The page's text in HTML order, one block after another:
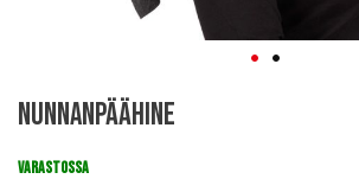
to
beginning
Nunnanpäähine
VARASTOSSA